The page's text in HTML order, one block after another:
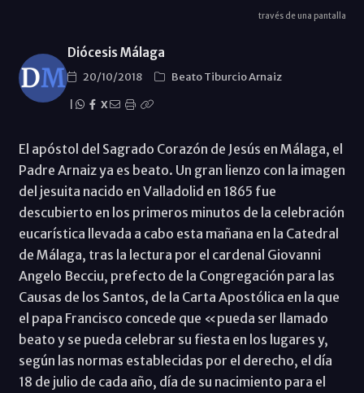
través de una pantalla
Diócesis Málaga
20/10/2018
Beato Tiburcio Arnaiz
X
El apóstol del Sagrado Corazón de Jesús en Málaga, el
Padre Arnaiz ya es beato. Un gran lienzo con la imagen
del jesuita nacido en Valladolid en 1865 fue
descubierto en los primeros minutos de la celebración
eucarística llevada a cabo esta mañana en la Catedral
de Málaga, tras la lectura por el cardenal Giovanni
Angelo Becciu, prefecto de la Congregación para las
Causas de los Santos, de la Carta Apostólica en la que
el papa Francisco concede que «pueda ser llamado
beato y se pueda celebrar su fiesta en los lugares y,
según las normas establecidas por el derecho, el día
18 de julio de cada año, día de su nacimiento para el